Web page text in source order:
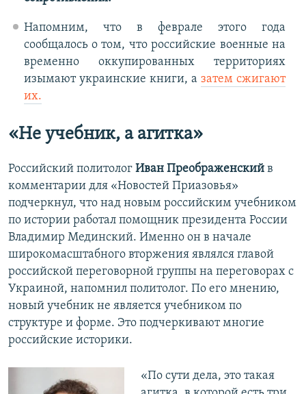
Напомним, что в феврале этого года
сообщалось о том, что российские военные на
временно оккупированных территориях
изымают украинские книги, а затем сжигают
их.
«Не учебник, а агитка»
Российский политолог Иван Преображенский в
комментарии для «Новостей Приазовья»
подчеркнул, что над новым российским учебником
по истории работал помощник президента России
Владимир Мединский. Именно он в начале
широкомасштабного вторжения являлся главой
российской переговорной группы на переговорах с
Украиной, напомнил политолог. По его мнению,
новый учебник не является учебником по
структуре и форме. Это подчеркивают многие
российские историки.
«По сути дела, это такая